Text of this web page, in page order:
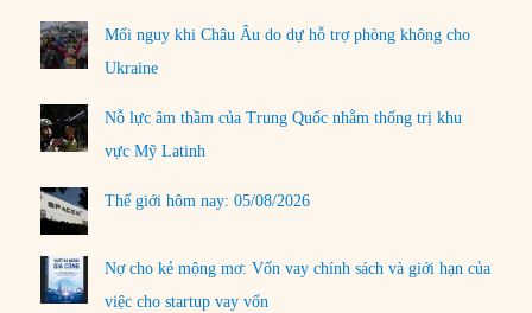
Mối nguy khi Châu Âu do dự hỗ trợ phòng không cho
Ukraine
Nỗ lực âm thầm của Trung Quốc nhằm thống trị khu
vực Mỹ Latinh
Thế giới hôm nay: 05/08/2026
Nợ cho kẻ mộng mơ: Vốn vay chính sách và giới hạn của
việc cho startup vay vốn